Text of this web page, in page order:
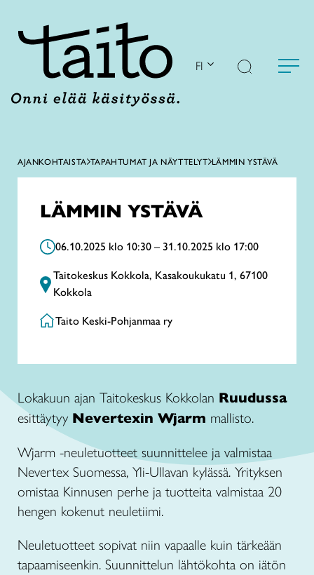
FI
AJANKOHTAISTA TAPAHTUMAT JA NÄYTTELYT LÄMMIN YSTÄVÄ
LÄMMIN YSTÄVÄ
06.10.2025 klo 10:30 – 31.10.2025 klo 17:00
Taitokeskus Kokkola, Kasakoukukatu 1, 67100
Kokkola
Taito Keski-Pohjanmaa ry
Lokakuun ajan Taitokeskus Kokkolan Ruudussa
esittäytyy Nevertexin Wjarm mallisto.
Wjarm -neuletuotteet suunnittelee ja valmistaa
Nevertex Suomessa, Yli-Ullavan kylässä. Yrityksen
omistaa Kinnusen perhe ja tuotteita valmistaa 20
hengen kokenut neuletiimi.
Neuletuotteet sopivat niin vapaalle kuin tärkeään
tapaamiseenkin. Suunnittelun lähtökohta on iätön